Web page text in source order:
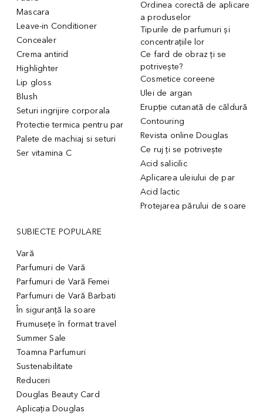
Mascara
Leave-in Conditioner
Concealer
Crema antirid
Highlighter
Lip gloss
Blush
Seturi ingrijire corporala
Protectie termica pentru par
Palete de machiaj si seturi
Ser vitamina C
Ordinea corectă de aplicare
a produselor
Tipurile de parfumuri și
concentrațiile lor
Ce fard de obraz ți se
potrivește?
Cosmetice coreene
Ulei de argan
Erupție cutanată de căldură
Contouring
Revista online Douglas
Ce ruj ți se potrivește
Acid salicilic
Aplicarea uleiului de par
Acid lactic
Protejarea părului de soare
SUBIECTE POPULARE
Vară
Parfumuri de Vară
Parfumuri de Vară Femei
Parfumuri de Vară Barbati
În siguranță la soare
Frumusețe în format travel
Summer Sale
Toamna Parfumuri
Sustenabilitate
Reduceri
Douglas Beauty Card
Aplicația Douglas